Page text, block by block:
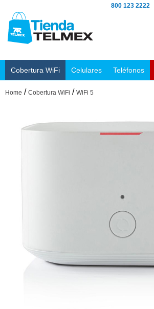
800 123 2222
Cobertura WiFi Celulares Teléfonos
Home / Cobertura WiFi / WiFi 5